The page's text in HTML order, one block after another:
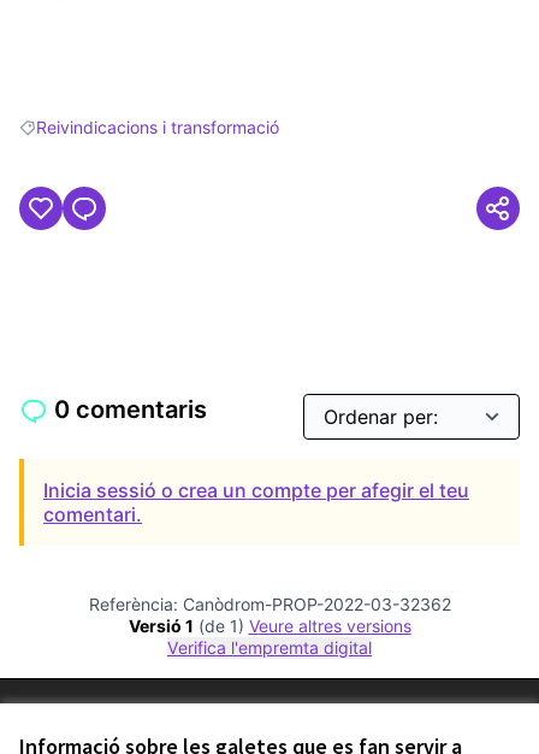
Informació sobre les galetes que es fan servir a
Resultats en filtrar per: Reivindicacions i transformació
Reivindicacions i transformació
0 comentaris
Inicia sessió o crea un compte per afegir el teu
comentari.
Referència: Canòdrom-PROP-2022-03-32362
Versió 1 (de 1)
veure altres versions
Verifica l'empremta digital
Configuració de les galetes